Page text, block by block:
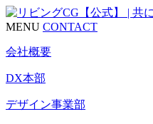
MENU CONTACT
会社概要
DX本部
デザイン事業部